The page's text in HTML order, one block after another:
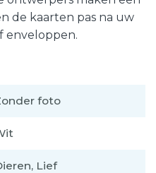
de kaarten pas na uw
enveloppen.
foto
Lief